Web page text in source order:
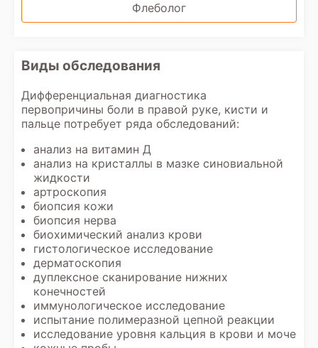
Флеболог
Виды обследования
Дифференциальная диагностика
первопричины боли в правой руке, кисти и
пальце потребует ряда обследований:
анализ на витамин Д
анализ на кристаллы в мазке синовиальной
жидкости
артроскопия
биопсия кожи
биопсия нерва
биохимический анализ крови
гистологическое исследование
дерматоскопия
дуплексное сканирование нижних
конечностей
иммунологическое исследование
испытание полимеразной цепной реакции
исследование уровня кальция в крови и моче